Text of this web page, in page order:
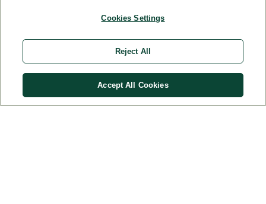
Cookies Settings
Reject All
Accept All Cookies